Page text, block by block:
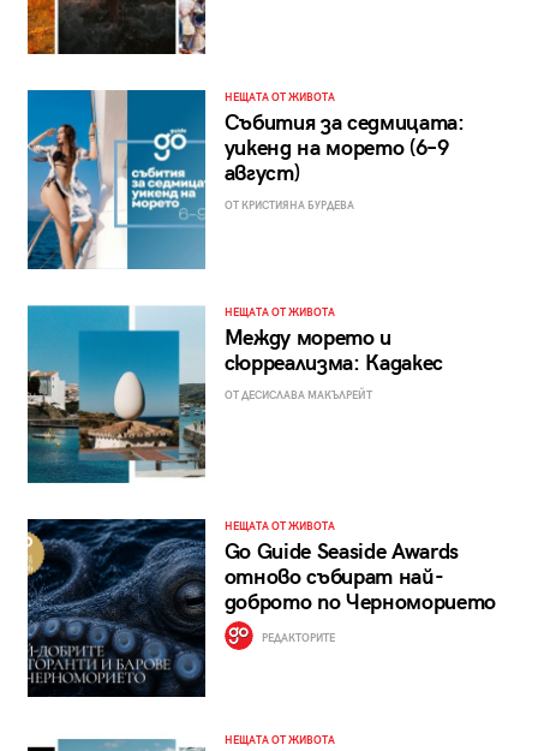
НЕЩАТА ОТ ЖИВОТА
Събития за седмицата:
уикенд на морето (6–9
август)
ОТ КРИСТИЯНА БУРДЕВА
НЕЩАТА ОТ ЖИВОТА
Между морето и
сюрреализма: Кадакес
ОТ ДЕСИСЛАВА МАКЪЛРЕЙТ
НЕЩАТА ОТ ЖИВОТА
Go Guide Seaside Awards
отново събират най-
доброто по Черноморието
РЕДАКТОРИТЕ
НЕЩАТА ОТ ЖИВОТА